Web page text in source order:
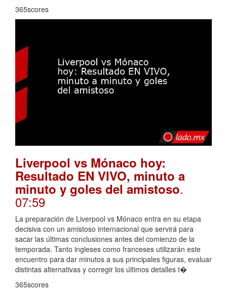
365scores
Liverpool vs Mónaco hoy:
Resultado EN VIVO, minuto a
minuto y goles del amistoso.
07:59
La preparación de Liverpool vs Mónaco entra en su etapa
decisiva con un amistoso internacional que servirá para
sacar las últimas conclusiones antes del comienzo de la
temporada. Tanto ingleses como franceses utilizarán este
encuentro para dar minutos a sus principales figuras, evaluar
distintas alternativas y corregir los últimos detalles t�
365scores